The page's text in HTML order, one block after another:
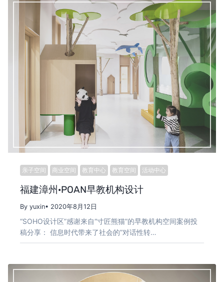
亲子空间 商业空间 教育中心 教育空间 活动中心
福建漳州·POAN早教机构设计
By yuxin• 2020年8月12日
“SOHO设计区”感谢来自“寸匠熊猫”的早教机构空间案例投
稿分享： 信息时代带来了社会的”对话性转…